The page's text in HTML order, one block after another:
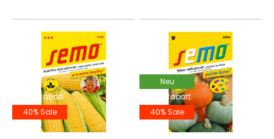
-40% Rabatt
40% Sale
Neu
-40% Rabatt
40% Sale